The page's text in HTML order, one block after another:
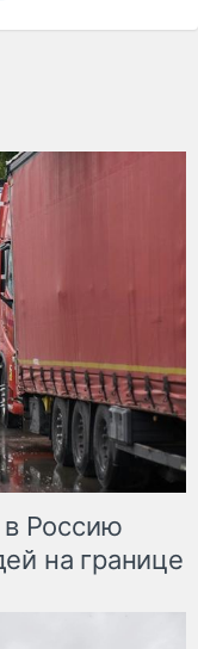
в Россию
на границе